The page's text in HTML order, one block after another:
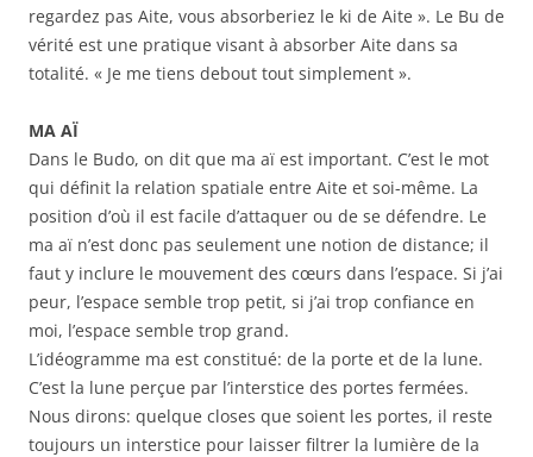
regardez pas Aite, vous absorberiez le ki de Aite ». Le Bu de
vérité est une pratique visant à absorber Aite dans sa
totalité. « Je me tiens debout tout simplement ».
MA AÏ
Dans le Budo, on dit que ma aï est important. C’est le mot
qui définit la relation spatiale entre Aite et soi-même. La
position d’où il est facile d’attaquer ou de se défendre. Le
ma aï n’est donc pas seulement une notion de distance; il
faut y inclure le mouvement des cœurs dans l’espace. Si j’ai
peur, l’espace semble trop petit, si j’ai trop confiance en
moi, l’espace semble trop grand.
L’idéogramme ma est constitué: de la porte et de la lune.
C’est la lune perçue par l’interstice des portes fermées.
Nous dirons: quelque closes que soient les portes, il reste
toujours un interstice pour laisser filtrer la lumière de la